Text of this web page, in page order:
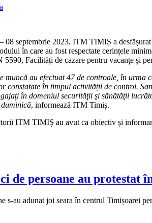
08 septembrie 2023, ITM TIMIȘ a
în care au fost respectate cerințele
5590, Facilități de cazare pentru vacanțe și
muncă au efectuat 47 de controale, în
constatate în timpul activității de control.
în domeniul securităţii şi sănătăţii
, informează ITM Timiș.
ITM TIMIȘ au avut ca obiectiv și
de persoane au protestat
s-au adunat joi seara în centrul Timișoarei